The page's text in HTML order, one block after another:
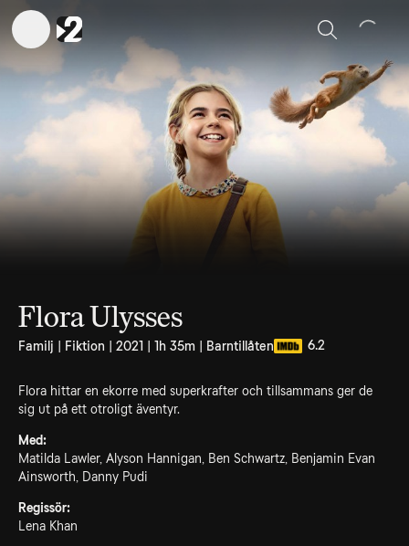
Sök
Flora Ulysses
Familj | Fiktion | 2021 | 1h 35m | Barntillåten 6.2
Flora hittar en ekorre med superkrafter och tillsammans ger de
sig ut på ett otroligt äventyr.
Med:
Matilda Lawler, Alyson Hannigan, Ben Schwartz, Benjamin Evan
Ainsworth, Danny Pudi
Regissör:
Lena Khan